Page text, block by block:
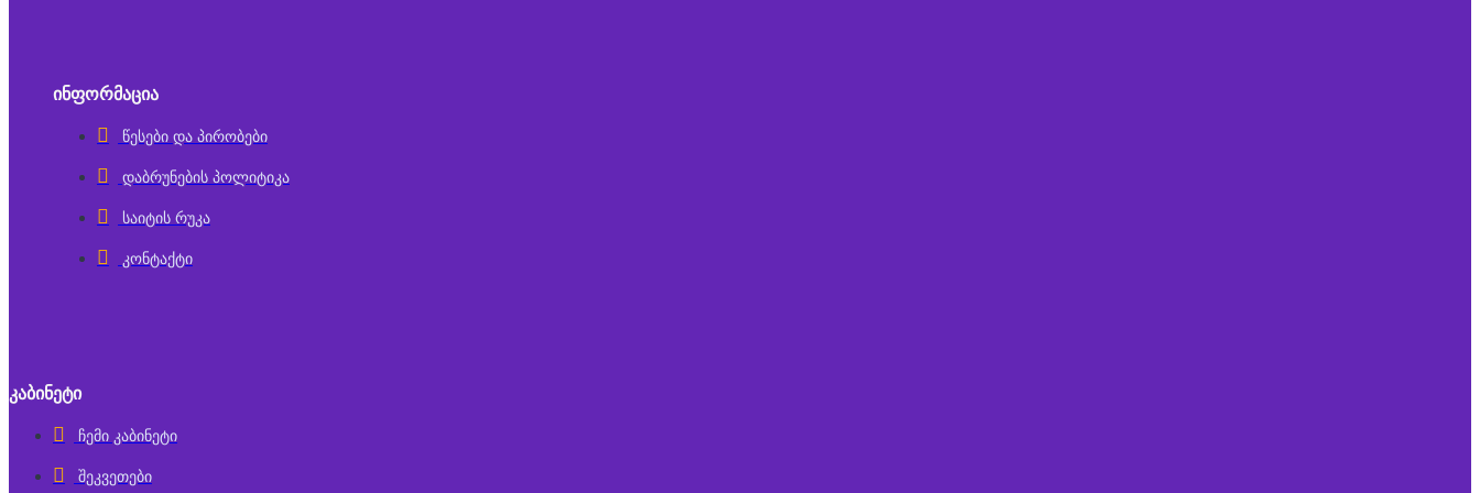
ᲘᲜᲤᲝᲠᲛᲐᲪᲘᲐ
წესები და პირობები
დაბრუნების პოლიტიკა
საიტის რუკა
კონტაქტი
ᲙᲐᲑᲘᲜᲔᲢᲘ
ჩემი კაბინეტი
შეკვეთები